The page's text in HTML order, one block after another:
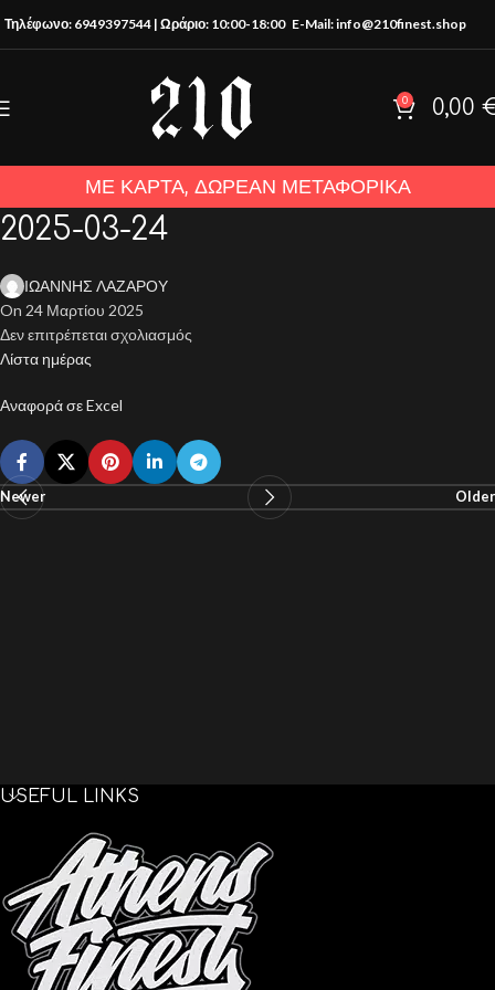
Τηλέφωνο: 6949397544 | Ωράριο: 10:00-18:00 E-Mail: info@210finest.shop
0 0,00
ΜΕ ΚΑΡΤΑ, ΔΩΡΕΑΝ ΜΕΤΑΦΟΡΙΚΑ
2025-03-24
ΙΩΑΝΝΗΣ ΛΑΖΑΡΟΥ
On 24 Μαρτίου 2025
Δεν επιτρέπεται σχολιασμός
Λίστα ημέρας
Αναφορά σε Excel
Newer Older
USEFUL LINKS